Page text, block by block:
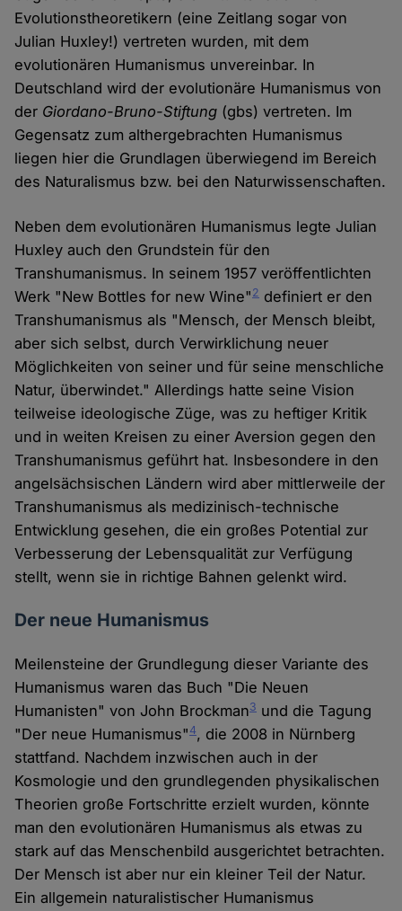
Evolutionstheoretikern (eine Zeitlang sogar von
Julian Huxley!) vertreten wurden, mit dem
evolutionären Humanismus unvereinbar. In
Deutschland wird der evolutionäre Humanismus von
der Giordano-Bruno-Stiftung (gbs) vertreten. Im
Gegensatz zum althergebrachten Humanismus
liegen hier die Grundlagen überwiegend im Bereich
des Naturalismus bzw. bei den Naturwissenschaften.
Neben dem evolutionären Humanismus legte Julian
Huxley auch den Grundstein für den
Transhumanismus. In seinem 1957 veröffentlichten
Werk "New Bottles for new Wine"2 definiert er den
Transhumanismus als "Mensch, der Mensch bleibt,
aber sich selbst, durch Verwirklichung neuer
Möglichkeiten von seiner und für seine menschliche
Natur, überwindet." Allerdings hatte seine Vision
teilweise ideologische Züge, was zu heftiger Kritik
und in weiten Kreisen zu einer Aversion gegen den
Transhumanismus geführt hat. Insbesondere in den
angelsächsischen Ländern wird aber mittlerweile der
Transhumanismus als medizinisch-technische
Entwicklung gesehen, die ein großes Potential zur
Verbesserung der Lebensqualität zur Verfügung
stellt, wenn sie in richtige Bahnen gelenkt wird.
Der neue Humanismus
Meilensteine der Grundlegung dieser Variante des
Humanismus waren das Buch "Die Neuen
Humanisten" von John Brockman3 und die Tagung
"Der neue Humanismus"4, die 2008 in Nürnberg
stattfand. Nachdem inzwischen auch in der
Kosmologie und den grundlegenden physikalischen
Theorien große Fortschritte erzielt wurden, könnte
man den evolutionären Humanismus als etwas zu
stark auf das Menschenbild ausgerichtet betrachten.
Der Mensch ist aber nur ein kleiner Teil der Natur.
Ein allgemein naturalistischer Humanismus